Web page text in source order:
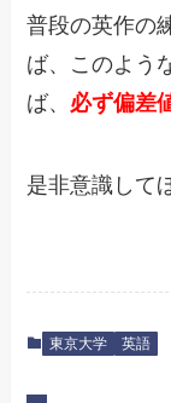
普段の英作の
ば、このよう
ば、 必ず偏差
是非意識して
東京大学 英語